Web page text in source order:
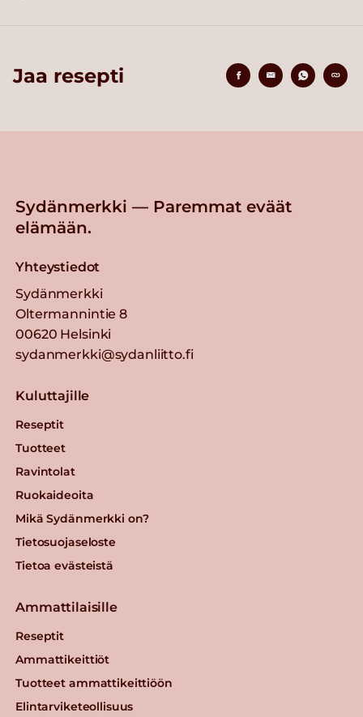
Jaa resepti
Sydänmerkki — Paremmat eväät
elämään.
Yhteystiedot
Sydänmerkki
Oltermannintie 8
00620 Helsinki
sydanmerkki@sydanliitto.fi
Kuluttajille
Reseptit
Tuotteet
Ravintolat
Ruokaideoita
Mikä Sydänmerkki on?
Tietosuojaseloste
Tietoa evästeistä
Ammattilaisille
Reseptit
Ammattikeittiöt
Tuotteet ammattikeittiöön
Elintarviketeollisuus